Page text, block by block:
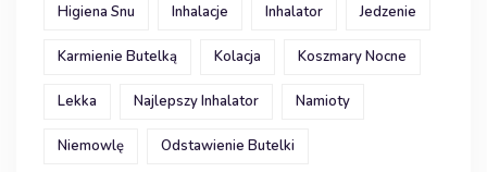
Higiena Snu Inhalacje Inhalator Jedzenie
Karmienie Butelką Kolacja Koszmary Nocne
Lekka Najlepszy Inhalator Namioty
Niemowlę Odstawienie Butelki